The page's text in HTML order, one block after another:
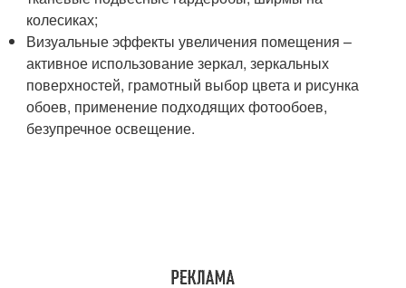
колесиках;
Визуальные эффекты увеличения помещения –
активное использование зеркал, зеркальных
поверхностей, грамотный выбор цвета и рисунка
обоев, применение подходящих фотообоев,
безупречное освещение.